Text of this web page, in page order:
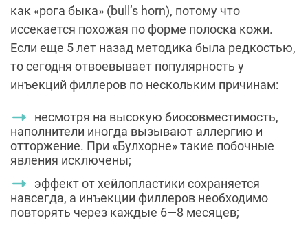
как «рога быка» (bull’s horn), потому что
иссекается похожая по форме полоска кожи.
Если еще 5 лет назад методика была редкостью,
то сегодня отвоевывает популярность у
инъекций филлеров по нескольким причинам:
несмотря на высокую биосовместимость,
наполнители иногда вызывают аллергию и
отторжение. При «Булхорне» такие побочные
явления исключены;
эффект от хейлопластики сохраняется
навсегда, а инъекции филлеров необходимо
повторять через каждые 6—8 месяцев;